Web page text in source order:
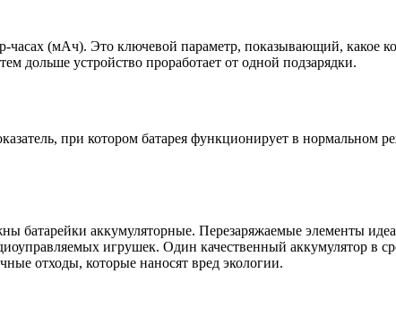
(мАч). Это ключевой параметр, показывающий, какое
дольше устройство проработает от одной подзарядки.
при котором батарея функционирует в нормальном
батарейки аккумуляторные. Перезаряжаемые элементы
игрушек. Один качественный аккумулятор в
отходы, которые наносят вред экологии.